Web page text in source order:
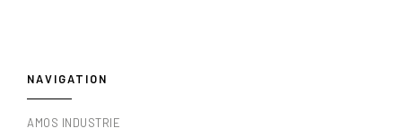
NAVIGATION
AMOS INDUSTRIE